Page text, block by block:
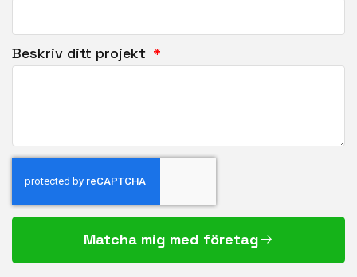
Beskriv ditt projekt
Matcha mig med företag